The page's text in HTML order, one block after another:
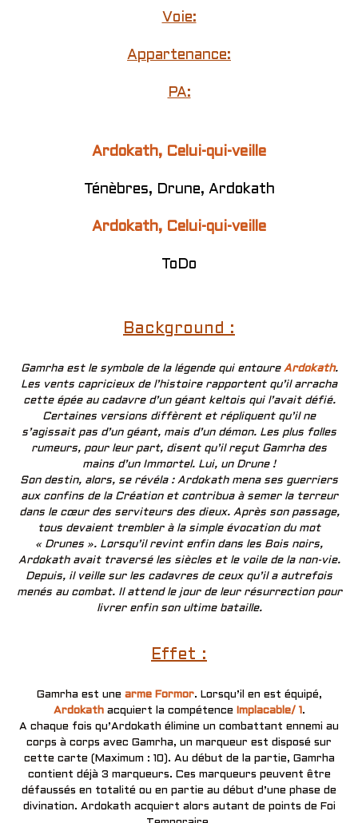
Voie:
Appartenance:
PA:
Ardokath, Celui-qui-veille
Ténèbres, Drune, Ardokath
Ardokath, Celui-qui-veille
ToDo
Background :
Gamrha est le symbole de la légende qui entoure Ardokath.
Les vents capricieux de l’histoire rapportent qu’il arracha
cette épée au cadavre d’un géant keltois qui l’avait défié.
Certaines versions diffèrent et répliquent qu’il ne
s’agissait pas d’un géant, mais d’un démon. Les plus folles
rumeurs, pour leur part, disent qu’il reçut Gamrha des
mains d’un Immortel. Lui, un Drune !
Son destin, alors, se révéla : Ardokath mena ses guerriers
aux confins de la Création et contribua à semer la terreur
dans le cœur des serviteurs des dieux. Après son passage,
tous devaient trembler à la simple évocation du mot
« Drunes ». Lorsqu’il revint enfin dans les Bois noirs,
Ardokath avait traversé les siècles et le voile de la non-vie.
Depuis, il veille sur les cadavres de ceux qu’il a autrefois
menés au combat. Il attend le jour de leur résurrection pour
livrer enfin son ultime bataille.
Effet :
Gamrha est une arme Formor. Lorsqu’il en est équipé,
Ardokathacquiert la compétence Implacable/ 1 .
A chaque fois qu’Ardokath élimine un combattant ennemi au
corps à corps avec Gamrha, un marqueur est disposé sur
cette carte (Maximum : 10). Au début de la partie, Gamrha
contient déjà 3 marqueurs. Ces marqueurs peuvent être
défaussés en totalité ou en partie au début d’une phase de
divination. Ardokath acquiert alors autant de points de Foi